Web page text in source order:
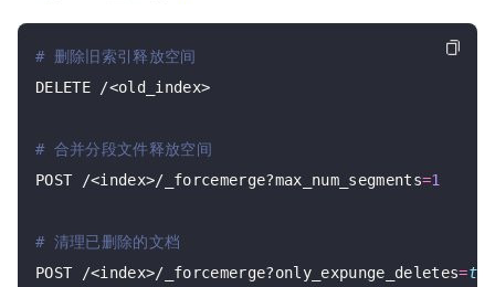
# 删除旧索引释放空间
DELETE /<old_index>
# 合并分段文件释放空间
POST /<index>/_forcemerge?max_num_segments=1
# 清理已删除的文档
POST /<index>/_forcemerge?only_expunge_deletes=